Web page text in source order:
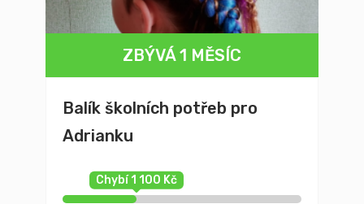
ZBÝVÁ 1 MĚSÍC
Balík školních potřeb pro
Adrianku
Chybí 1 100 Kč